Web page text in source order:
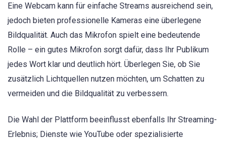
Eine Webcam kann für einfache Streams ausreichend sein,
jedoch bieten professionelle Kameras eine überlegene
Bildqualität. Auch das Mikrofon spielt eine bedeutende
Rolle – ein gutes Mikrofon sorgt dafür, dass Ihr Publikum
jedes Wort klar und deutlich hört. Überlegen Sie, ob Sie
zusätzlich Lichtquellen nutzen möchten, um Schatten zu
vermeiden und die Bildqualität zu verbessern.
Die Wahl der Plattform beeinflusst ebenfalls Ihr Streaming-
Erlebnis; Dienste wie YouTube oder spezialisierte